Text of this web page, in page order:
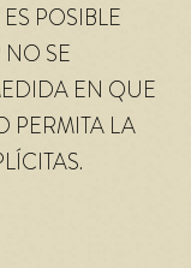
POSIBLE
SE
EN QUE
PERMITA LA